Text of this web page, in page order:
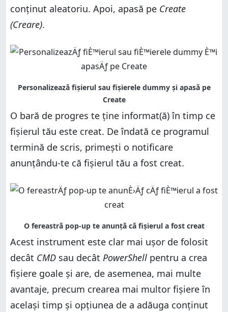
conținut aleatoriu. Apoi, apasă pe Create
(Creare).
O bară de progres te ține informat(ă) în timp ce
fișierul tău este creat. De îndată ce programul
termină de scris, primești o notificare
anunțându-te că fișierul tău a fost creat.
Acest instrument este clar mai ușor de folosit
decât CMD sau decât PowerShell pentru a crea
fișiere goale și are, de asemenea, mai multe
avantaje, precum crearea mai multor fișiere în
același timp și opțiunea de a adăuga conținut